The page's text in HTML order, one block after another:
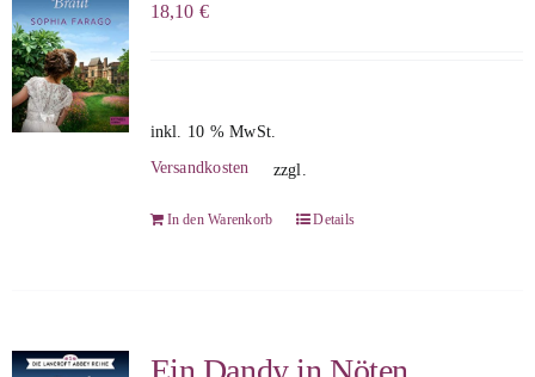
18,10 €
inkl. 10 % MwSt.
zzgl.
Versandkosten
In den Warenkorb Details